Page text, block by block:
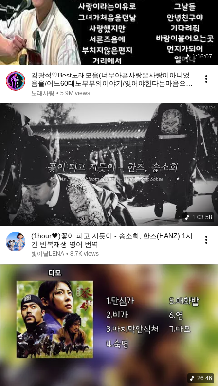
1:16:07
김광석♡Best노래모음(너무아픈사랑은사랑이아니었
음을/어느60대노부부의이야기/잊어야한다는마음으
로)
노래사랑 • 5.9M views
1:03:58
(1hour🖤)꽃이 피고 지듯이 - 송소희, 한즈(HANZ) 1시
간 반복재생 영어 번역
빛이날LENA • 8.7K views
26:46